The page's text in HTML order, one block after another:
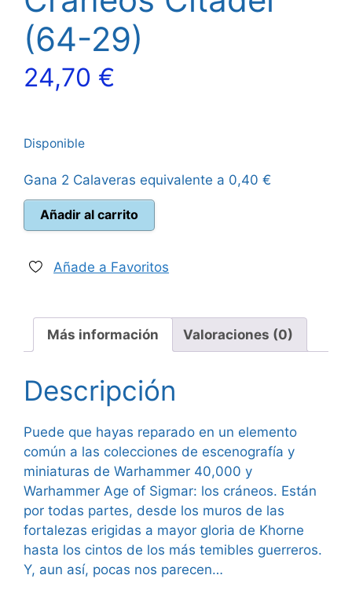
(64-29)
24,70 €
Disponible
Gana 2 Calaveras equivalente a 0,40 €
Cráneos
Citadel
29)
Añadir al carrito
Añade a Favoritos
Más información Valoraciones (0)
Descripción
Puede que hayas reparado en un elemento
común a las colecciones de escenografía y
miniaturas de Warhammer 40,000 y
Warhammer Age of Sigmar: los cráneos. Están
por todas partes, desde los muros de las
fortalezas erigidas a mayor gloria de Khorne
hasta los cintos de los más temibles guerreros.
Y, aun así, pocas nos parecen…